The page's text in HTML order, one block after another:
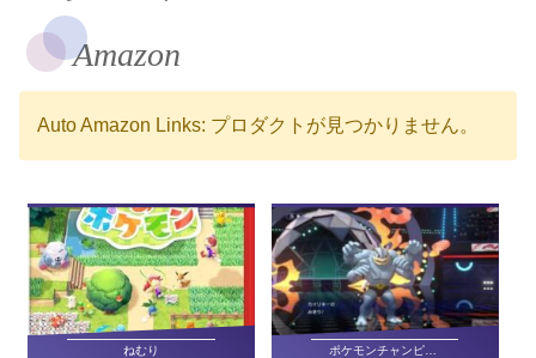
Amazon
Auto Amazon Links: プロダクトが見つかりません。
ねむり